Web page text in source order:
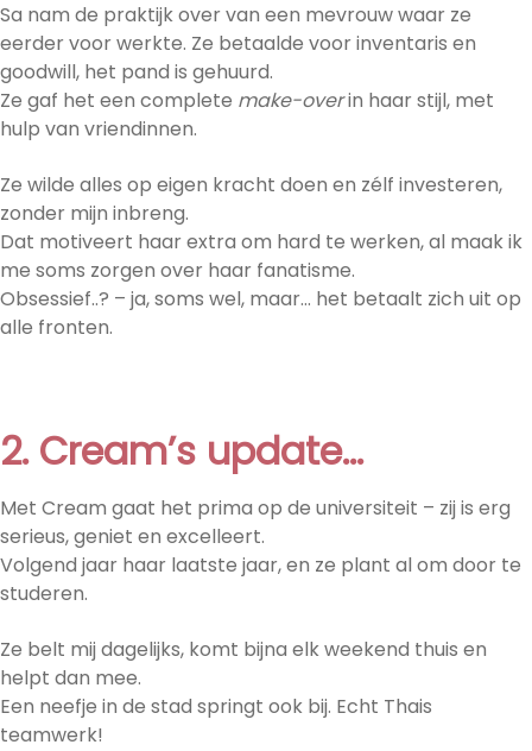
Sa nam de praktijk over van een mevrouw waar ze
eerder voor werkte. Ze betaalde voor inventaris en
goodwill, het pand is gehuurd.
Ze gaf het een complete make-overin haar stijl, met
hulp van vriendinnen.
Ze wilde alles op eigen kracht doen en zélf investeren,
zonder mijn inbreng.
Dat motiveert haar extra om hard te werken, al maak ik
me soms zorgen over haar fanatisme.
Obsessief..? – ja, soms wel, maar… het betaalt zich uit op
alle fronten.
2. Cream’s update…
Met Cream gaat het prima op de universiteit – zij is erg
serieus, geniet en excelleert.
Volgend jaar haar laatste jaar, en ze plant al om door te
studeren.
Ze belt mij dagelijks, komt bijna elk weekend thuis en
helpt dan mee.
Een neefje in de stad springt ook bij. Echt Thais
teamwerk!